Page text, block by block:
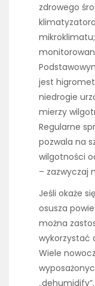
zdrowego
jest
niedrogie
mierzy
Regularne
pozwala na
wilgotności
– zazwyczaj
Jeśli okaże
osusza
można
wykorzystać
Wiele